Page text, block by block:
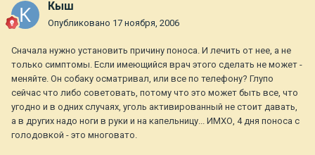
Кыш
Опубликовано 17 ноября, 2006
Сначала нужно установить причину поноса. И лечить от нее, а не
только симптомы. Если имеющийся врач этого сделать не может -
меняйте. Он собаку осматривал, или все по телефону? Глупо
сейчас что либо советовать, потому что это может быть все, что
угодно и в одних случаях, уголь активированный не стоит давать,
а в других надо ноги в руки и на капельницу... ИМХО, 4 дня поноса с
голодовкой - это многовато.